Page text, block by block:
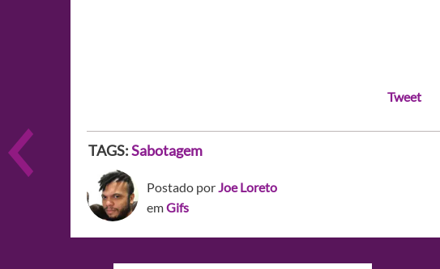
Tweet
TAGS:Sabotagem
Postado por Joe Loreto
emGifs